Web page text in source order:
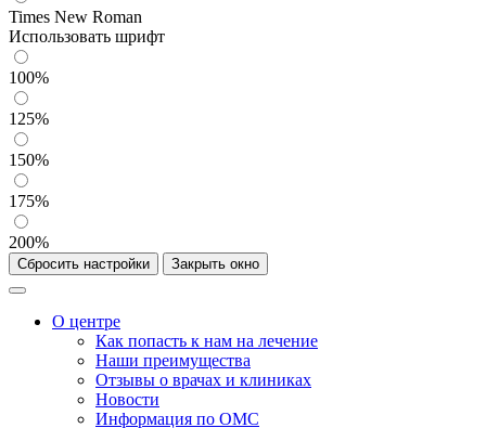
Times New Roman
Использовать шрифт
100%
125%
150%
175%
200%
Сбросить настройки Закрыть окно
О центре
Как попасть к нам на лечение
Наши преимущества
Отзывы о врачах и клиниках
Новости
Информация по ОМС